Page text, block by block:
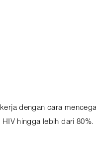
dengan cara
hingga lebih dari